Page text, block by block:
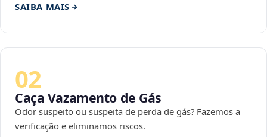
SAIBA MAIS
02
Caça Vazamento de Gás
Odor suspeito ou suspeita de perda de gás? Fazemos a
verificação e eliminamos riscos.